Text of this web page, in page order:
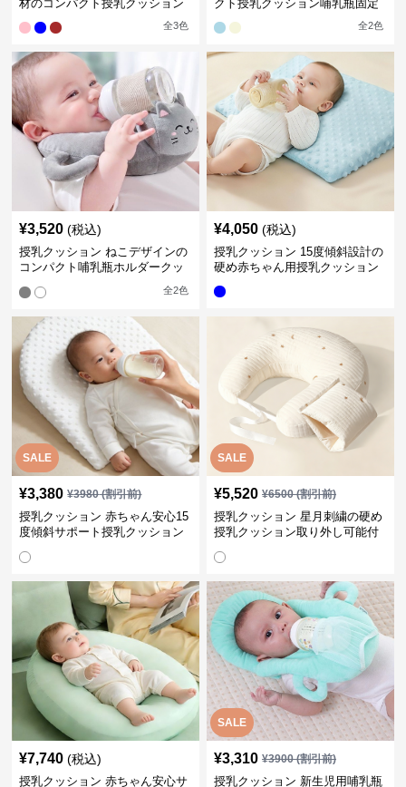
材のコンパクト授乳クッション
全3色
クト授乳クッション哺乳瓶固定
全2色
¥3,520 (税込)
授乳クッション ねこデザインの
コンパクト哺乳瓶ホルダークッ
全2色
¥4,050 (税込)
授乳クッション 15度傾斜設計の
硬め赤ちゃん用授乳クッション
SALE
¥3,380 ¥3980(割引前)
授乳クッション 赤ちゃん安心15
度傾斜サポート授乳クッション
SALE
¥5,520 ¥6500(割引前)
授乳クッション 星月刺繍の硬め
授乳クッション取り外し可能付
¥7,740 (税込)
授乳クッション 赤ちゃん安心サ
SALE
¥3,310 ¥3900(割引前)
授乳クッション 新生児用哺乳瓶